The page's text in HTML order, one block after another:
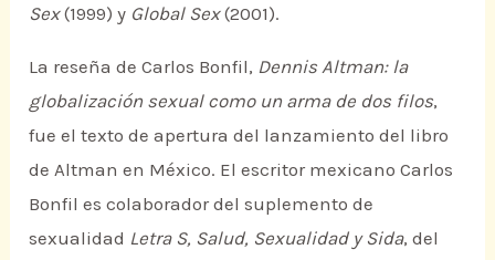
Sex(1999) y Global Sex(2001).
La reseña de Carlos Bonfil, Dennis Altman: la
globalización sexual como un arma de dos filos,
fue el texto de apertura del lanzamiento del libro
de Altman en México. El escritor mexicano Carlos
Bonfil es colaborador del suplemento de
sexualidad Letra S, Salud, Sexualidad y Sida, del